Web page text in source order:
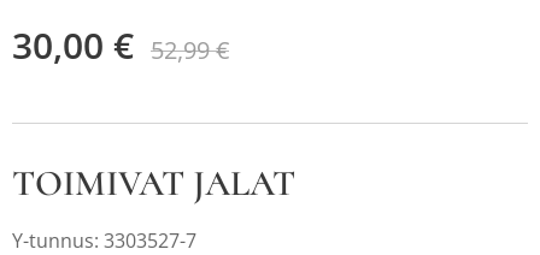
30,00 € 52,99€
TOIMIVAT JALAT
Y-tunnus: 3303527-7